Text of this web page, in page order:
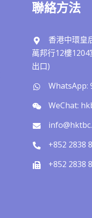
聯絡方法
香港中環皇
萬邦行12樓
出口)
WhatsApp:
WeChat:
+852 2838
+852 2838